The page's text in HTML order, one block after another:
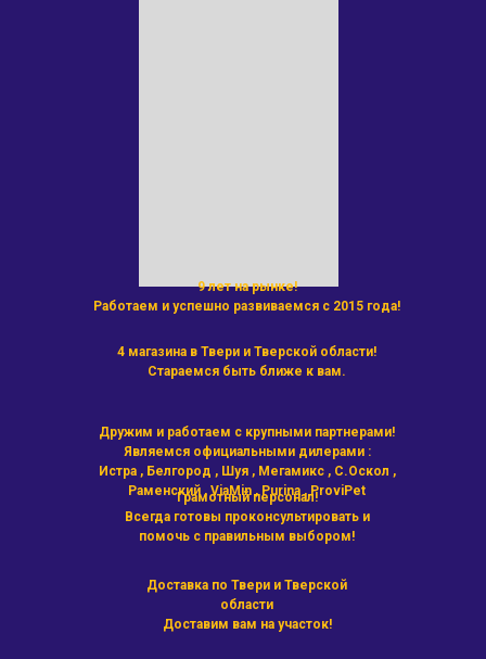
9 лет на рынке!
Работаем и успешно развиваемся с 2015 года!
4 магазина в Твери и Тверской области!
Стараемся быть ближе к вам.
Дружим и работаем с крупными партнерами!
Являемся официальными дилерами :
Истра , Белгород , Шуя , Мегамикс , С.Оскол ,
Раменский , ViaMin , Purina , ProviPet
Грамотный персонал!
Всегда готовы проконсультировать и
помочь с правильным выбором!
Доставка по Твери и Тверской
области
Доставим вам на участок!